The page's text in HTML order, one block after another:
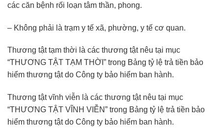
các căn bệnh rối loạn tâm thần, phong.
– Không phải là trạm y tế xã, phường, y tế cơ quan.
Thương tật tạm thời là các thương tật nêu tại mục
“THƯƠNG TẬT TẠM THỜI” trong Bảng tỷ lệ trả tiền bảo
hiểm thương tật do Công ty bảo hiểm ban hành.
Thương tật vĩnh viễn là các thương tật nêu tại mục
“THƯƠNG TẬT VĨNH VIỄN” trong Bảng tỷ lệ trả tiền bảo
hiểm thương tật do Công ty bảo hiểm ban hành.